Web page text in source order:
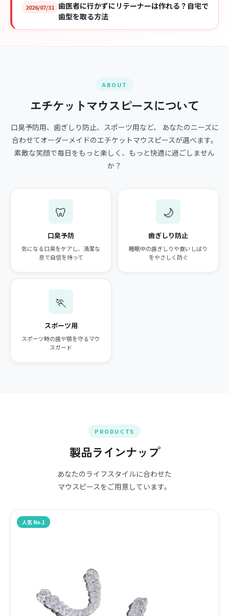
2026/07/31 歯医者に行かずにリテーナーは作れる？自宅で
歯型を取る方法
ABOUT
エチケットマウスピースについて
口臭予防用、歯ぎしり防止、スポーツ用など、 あなたのニーズに
合わせてオーダーメイドのエチケットマウスピースが選べます。
素敵な笑顔で毎日をもっと楽しく、もっと快適に過ごしません
か？
🦷
口臭予防
気になる口臭をケアし、清潔な
息で自信を持って
🌙
歯ぎしり防止
睡眠中の歯ぎしりや食いしばり
をやさしく防ぐ
🏃
スポーツ用
スポーツ時の歯や顎を守るマウ
スガード
PRODUCTS
製品ラインナップ
あなたのライフスタイルに合わせた
マウスピースをご用意しています。
人気 No.1